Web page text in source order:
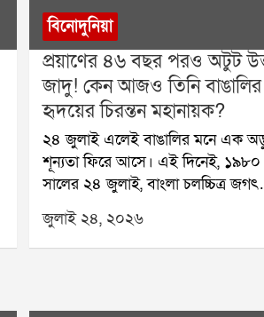
বিনোদুনিয়া
প্রয়াণের ৪৬ বছর পরও অটুট
জাদু! কেন আজও তিনি বাঙালির
হৃদয়ের চিরন্তন মহানায়ক?
২৪ জুলাই এলেই বাঙালির মনে এক
শূন্যতা ফিরে আসে। এই দিনেই, ১৯৮০
সালের ২৪ জুলাই, বাংলা চলচ্চিত্র জগৎ
হারিয়েছিল তার সর্বশ্রেষ্ঠ নক্ষত্র মহানায়ক
উত্তম কুমারকে। চার দশকেরও বেশি সময়
পেরিয়ে গেলেও মহানায়কের জনপ্রিয়তা
জুলাই ২৪, ২০২৬